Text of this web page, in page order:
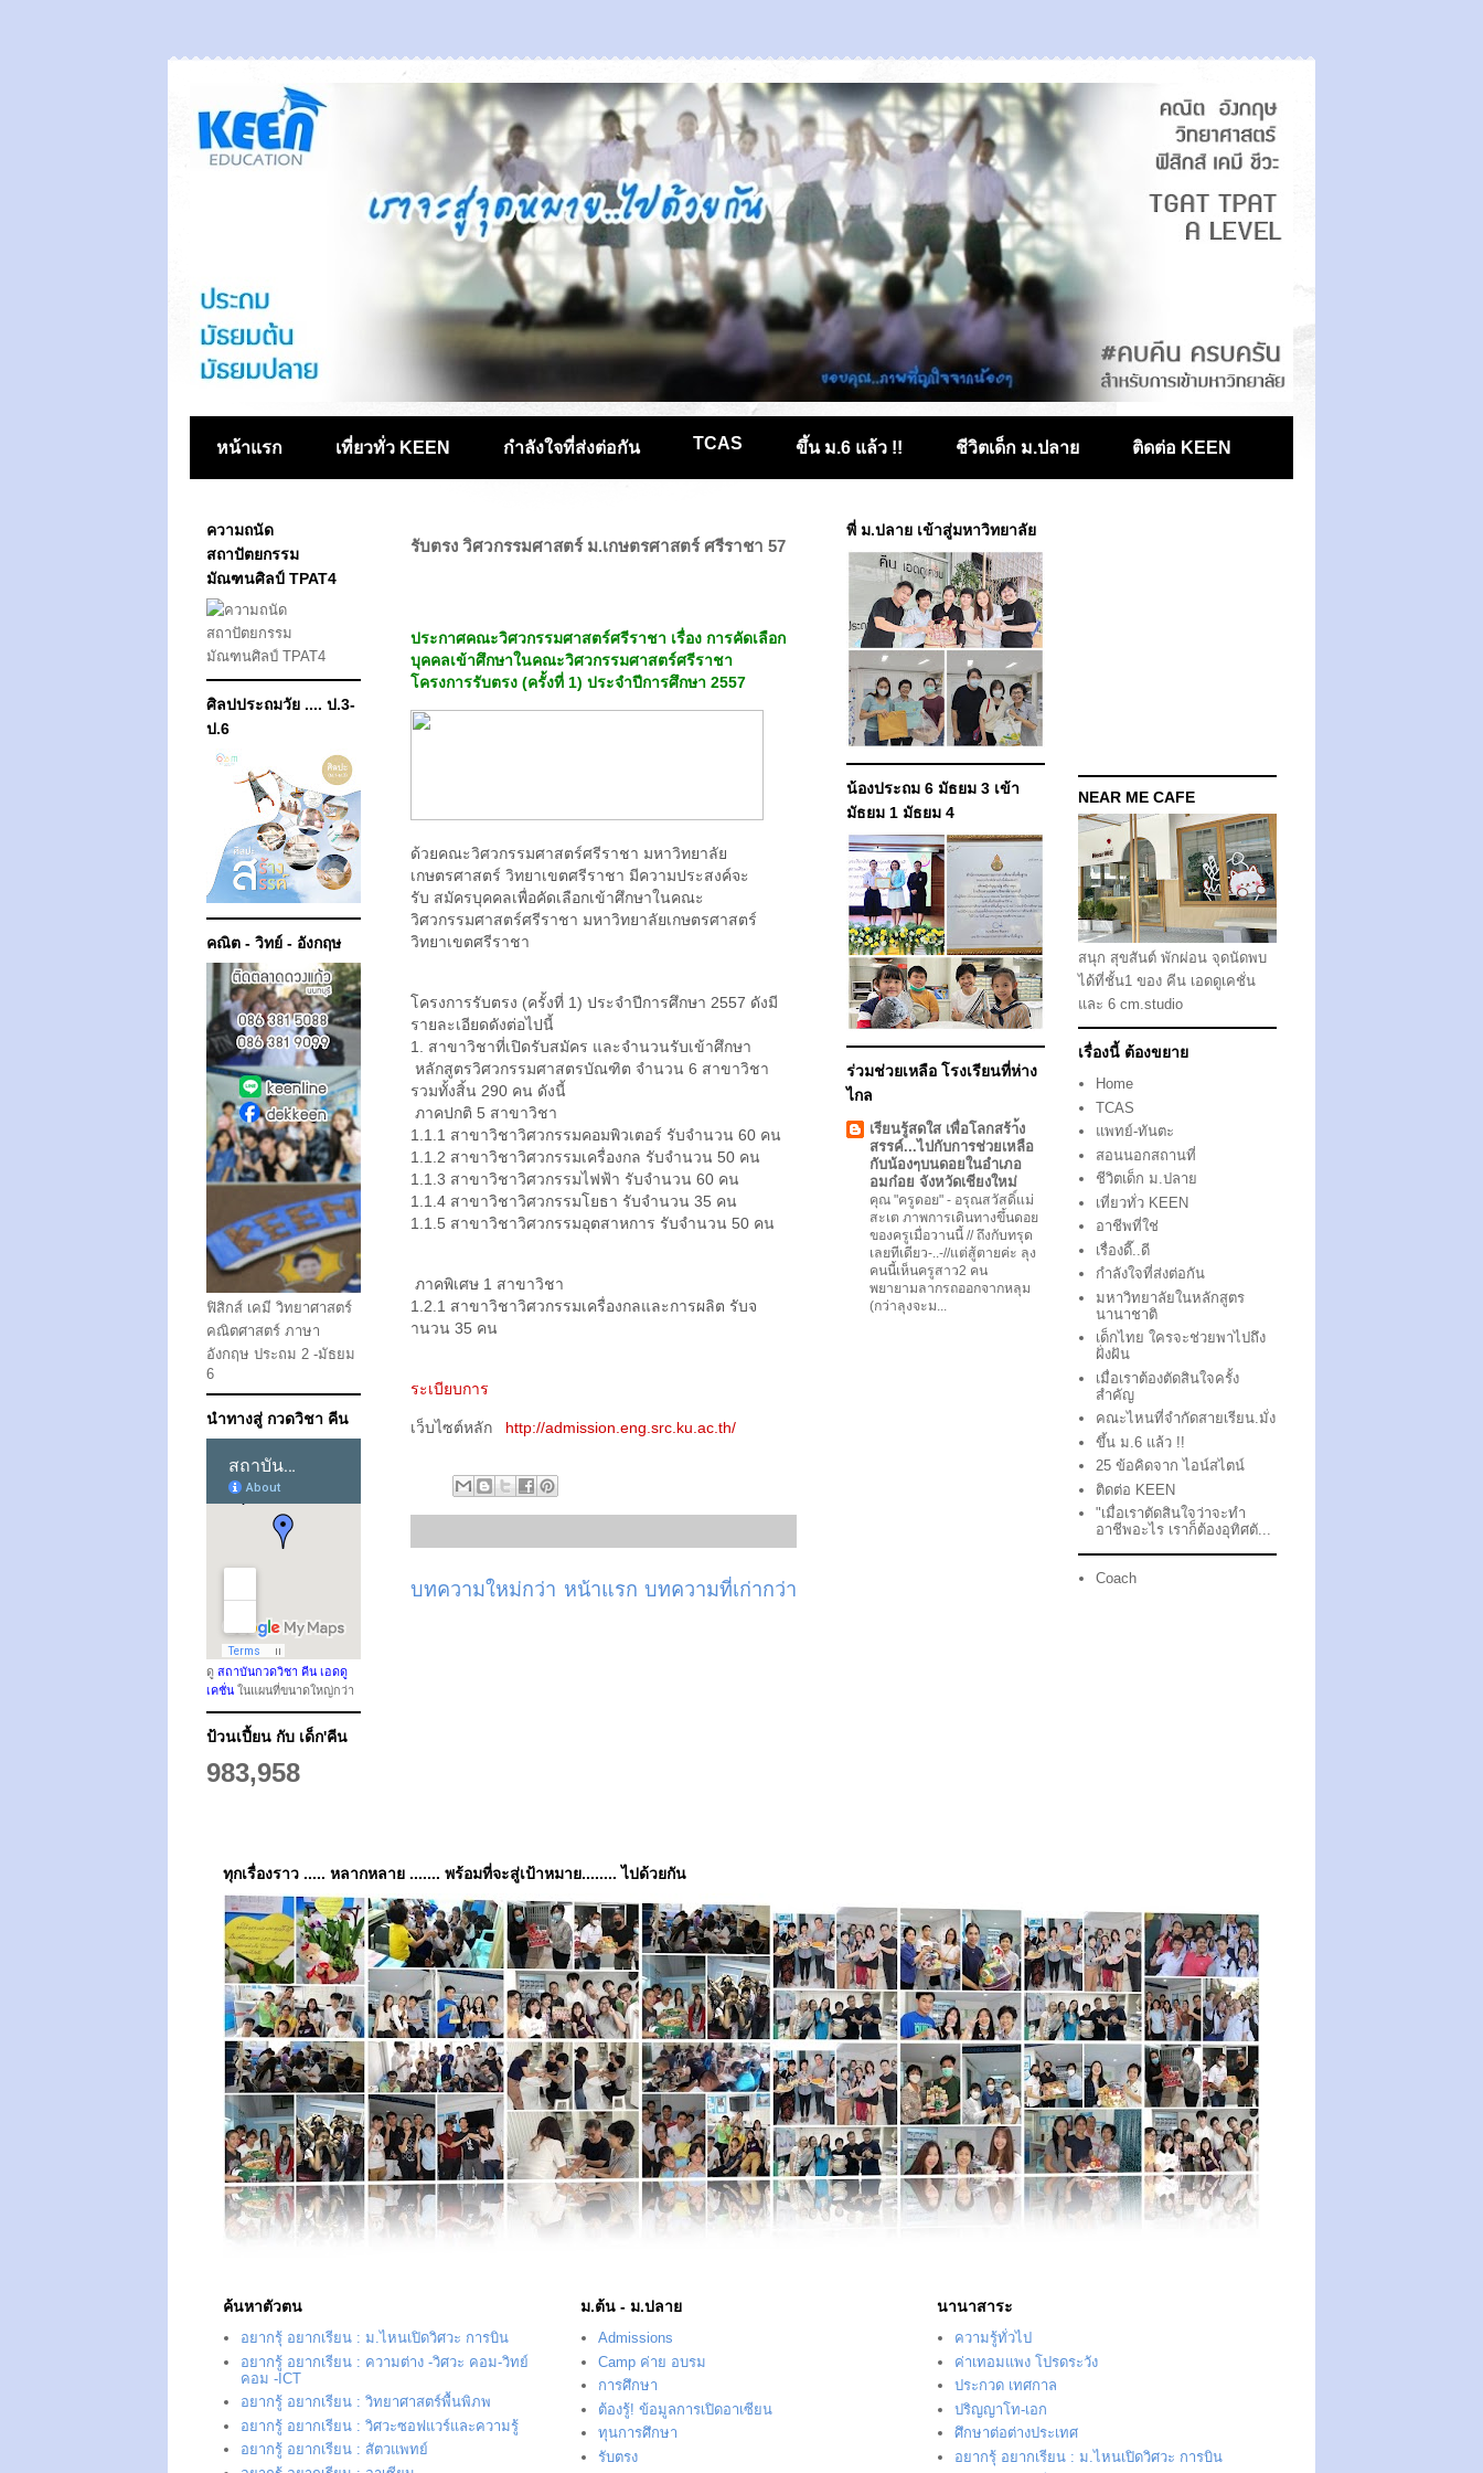
หน้าแรก เที่ยวทั่ว KEEN กำลังใจที่ส่งต่อกัน TCAS ขึ้น ม.6 แล้ว !! ชีวิตเด็ก ม.ปลาย ติดต่อ KEEN
รับตรง วิศวกรรมศาสตร์ ม.เกษตรศาสตร์ ศรีราชา 57
ประกาศคณะวิศวกรรมศาสตร์ศรีราชา เรื่อง การคัดเลือก
บุคคลเข้าศึกษาในคณะวิศวกรรมศาสตร์ศรีราชา
โครงการรับตรง (ครั้งที่ 1) ประจำปีการศึกษา 2557
ด้วยคณะวิศวกรรมศาสตร์ศรีราชา มหาวิทยาลัย
เกษตรศาสตร์ วิทยาเขตศรีราชา มีความประสงค์จะ
รับ สมัครบุคคลเพื่อคัดเลือกเข้าศึกษาในคณะ
วิศวกรรมศาสตร์ศรีราชา มหาวิทยาลัยเกษตรศาสตร์
วิทยาเขตศรีราชา
โครงการรับตรง (ครั้งที่ 1) ประจำปีการศึกษา 2557 ดังมี
รายละเอียดดังต่อไปนี้
1. สาขาวิชาที่เปิดรับสมัคร และจำนวนรับเข้าศึกษา
หลักสูตรวิศวกรรมศาสตรบัณฑิต จำนวน 6 สาขาวิชา
รวมทั้งสิ้น 290 คน ดังนี้
ภาคปกติ 5 สาขาวิชา
1.1.1 สาขาวิชาวิศวกรรมคอมพิวเตอร์ รับจำนวน 60 คน
1.1.2 สาขาวิชาวิศวกรรมเครื่องกล รับจำนวน 50 คน
1.1.3 สาขาวิชาวิศวกรรมไฟฟ้า รับจำนวน 60 คน
1.1.4 สาขาวิชาวิศวกรรมโยธา รับจำนวน 35 คน
1.1.5 สาขาวิชาวิศวกรรมอุตสาหการ รับจำนวน 50 คน
ภาคพิเศษ 1 สาขาวิชา
1.2.1 สาขาวิชาวิศวกรรมเครื่องกลและการผลิต รับจ
านวน 35 คน
ระเบียบการ
เว็บไซต์หลัก http://admission.eng.src.ku.ac.th/
บทความใหม่กว่า บทความที่เก่ากว่า
หน้าแรก
ความถนัด
สถาปัตยกรรม
มัณฑนศิลป์ TPAT4
ศิลปประถมวัย .... ป.3-
ป.6
คณิต - วิทย์ - อังกฤษ
ฟิสิกส์ เคมี วิทยาศาสตร์
คณิตศาสตร์ ภาษา
อังกฤษ ประถม 2 -มัธยม
6
นำทางสู่ กวดวิชา คีน
ดู สถาบันกวดวิชา คีน เอดดู
เคชั่น ในแผนที่ขนาดใหญ่กว่า
ป้วนเปี้ยน กับ เด็ก'คีน
983,958
พี่ ม.ปลาย เข้าสู่มหาวิทยาลัย
น้องประถม 6 มัธยม 3 เข้า
มัธยม 1 มัธยม 4
ร่วมช่วยเหลือ โรงเรียนที่ห่าง
ไกล
เรียนรู้สดใส เพื่อโลกสร้า้ง
สรรค์...ไปกับการช่วยเหลือ
กับน้องๆบนดอยในอำเภอ
อมก๋อย จังหวัดเชียงใหม่
คุณ "ครูดอย" - อรุณสวัสดิ์แม่
สะเต ภาพการเดินทางขึ้นดอย
ของครูเมื่อวานนี้ // ถึงกับทรุด
เลยทีเดียว-..-//แต่สู้ตายค่ะ ลุง
คนนี้เห็นครูสาว2 คน
พยายามลากรถออกจากหลุม
(กว่าลุงจะม...
NEAR ME CAFE
สนุก สุขสันต์ พักผ่อน จุดนัดพบ
ได้ที่ชั้น1 ของ คีน เอดดูเคชั่น
และ 6 cm.studio
เรื่องนี้ ต้องขยาย
Home
TCAS
แพทย์-ทันตะ
สอนนอกสถานที่
ชีวิตเด็ก ม.ปลาย
เที่ยวทั่ว KEEN
อาชีพที่ใช่
เรื่องดี๊..ดี
กำลังใจที่ส่งต่อกัน
มหาวิทยาลัยในหลักสูตร
นานาชาติ
เด็กไทย ใครจะช่วยพาไปถึง
ฝั่งฝัน
เมื่อเราต้องตัดสินใจครั้ง
สำคัญ
คณะไหนที่จำกัดสายเรียน.มั่ง
ขึ้น ม.6 แล้ว !!
25 ข้อคิดจาก ไอน์สไตน์
ติดต่อ KEEN
"เมื่อเราตัดสินใจว่าจะทำ
อาชีพอะไร เราก็ต้องอุทิศตั...
Coach
ทุกเรื่องราว ..... หลากหลาย ....... พร้อมที่จะสู่เป้าหมาย........ ไปด้วยกัน
ค้นหาตัวตน
อยากรุ้ อยากเรียน : ม.ไหนเปิดวิศวะ การบิน
อยากรู้ อยากเรียน : ความต่าง -วิศวะ คอม-วิทย์
คอม -ICT
อยากรู้ อยากเรียน : วิทยาศาสตร์พื้นพิภพ
อยากรู้ อยากเรียน : วิศวะซอฟแวร์และความรู้
อยากรู้ อยากเรียน : สัตวแพทย์
ม.ต้น - ม.ปลาย
Admissions
Camp ค่าย อบรม
การศึกษา
ต้องรู้! ข้อมูลการเปิดอาเซียน
ทุนการศึกษา
รับตรง
นานาสาระ
ความรู้ทั่วไป
ค่าเทอมแพง โปรดระวัง
ประกวด เทศกาล
ปริญญาโท-เอก
ศึกษาต่อต่างประเทศ
อยากรุ้ อยากเรียน : ม.ไหนเปิดวิศวะ การบิน